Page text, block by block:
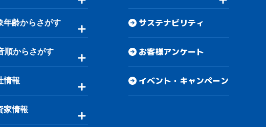
年齢からさがす
順からさがす
情報
家情報
サステナビリティ
お客様アンケート
イベント・キャンペーン